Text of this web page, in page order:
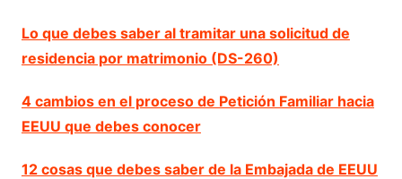
Lo que debes saber al tramitar una solicitud de
residencia por matrimonio (DS-260)
4 cambios en el proceso de Petición Familiar hacia
EEUU que debes conocer
12 cosas que debes saber de la Embajada de EEUU